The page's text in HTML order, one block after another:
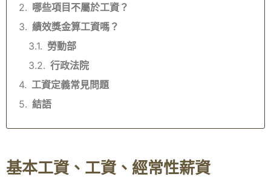
哪些項目不屬於工資？
績效獎金算工資嗎？
勞動部
行政法院
工資定義常見問題
結語
基本工資、工資、經常性薪資